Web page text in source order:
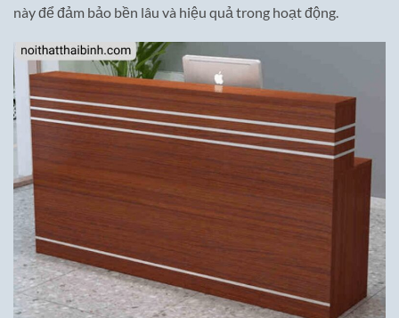
này để đảm bảo bền lâu và hiệu quả trong hoạt động.